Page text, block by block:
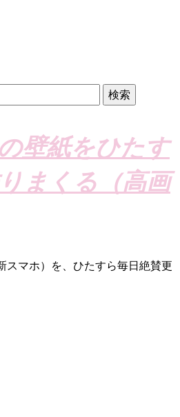
壁紙をひたす
まくる（高画
マホ）を、ひたすら毎日絶賛更